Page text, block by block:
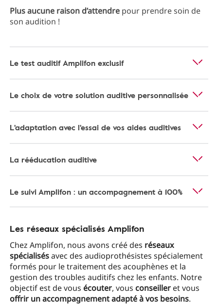
Plus aucune raison d’attendre pour prendre soin de
son audition !
Le test auditif Amplifon exclusif
Le choix de votre solution auditive personnalisée
L'adaptation avec l'essai de vos aides auditives
La rééducation auditive
Le suivi Amplifon : un accompagnement à 100%
Les réseaux spécialisés Amplifon
Chez Amplifon, nous avons créé des réseaux
spécialisésavec des audioprothésistes spécialement
formés pour le traitement des acouphènes et la
gestion des troubles auditifs chez les enfants. Notre
objectif est de vous écouter, vous conseiller et vous
offrir un accompagnement adapté à vos besoins.